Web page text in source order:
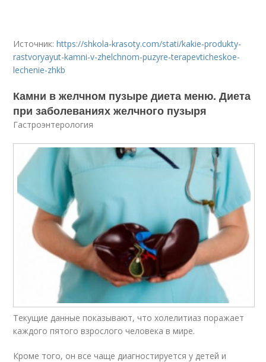
Источник:https://shkola-krasoty.com/stati/kakie-produkty-
rastvoryayut-kamni-v-zhelchnom-puzyre-terapevticheskoe-
lechenie-zhkb
Камни в желчном пузыре диета меню. Диета
при заболеваниях желчного пузыря
Гастроэнтерология
Текущие данные показывают, что холелитиаз поражает
каждого пятого взрослого человека в мире.
Кроме того, он все чаще диагностируется у детей и